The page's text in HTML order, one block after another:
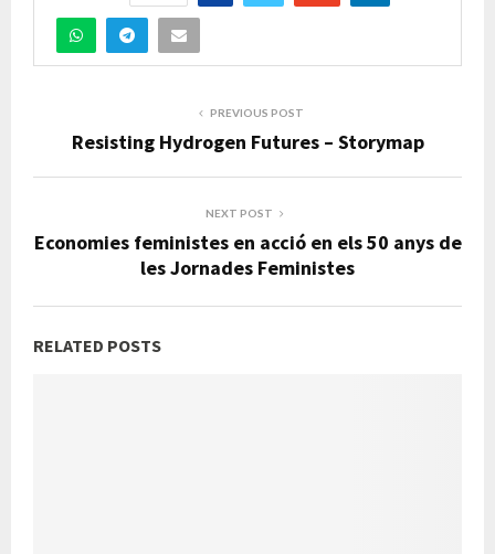
PREVIOUS POST
Resisting Hydrogen Futures – Storymap
NEXT POST
Economies feministes en acció en els 50 anys de
les Jornades Feministes
RELATED POSTS